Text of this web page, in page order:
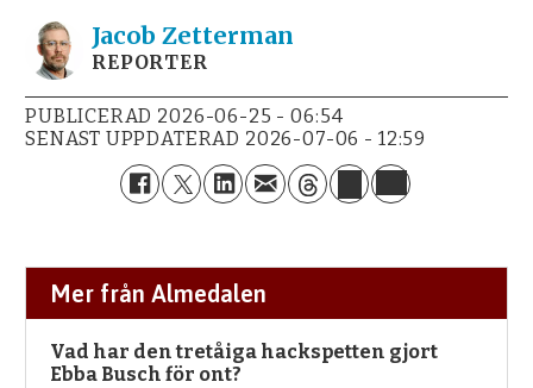
Jacob Zetterman
REPORTER
PUBLICERAD
2026-06-25 - 06:54
SENAST UPPDATERAD
2026-07-06 - 12:59
Mer från Almedalen
Vad har den tretåiga hackspetten gjort
Ebba Busch för ont?